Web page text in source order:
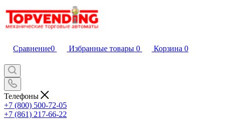
Сравнение0 Избранные товары 0 Корзина 0
Телефоны
+7 (800) 500-72-05
+7 (861) 217-66-22